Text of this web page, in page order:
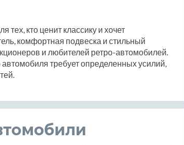
тех, кто ценит классику и хочет
комфортная подвеска и стильный
и любителей ретро-автомобилей.
автомобиля требует определенных усилий,